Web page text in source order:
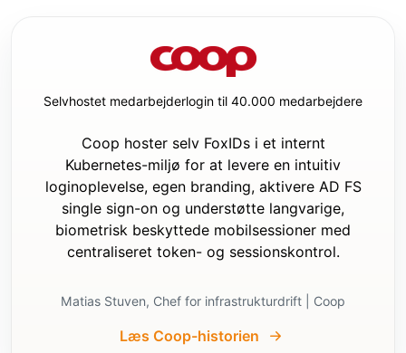
eksisterende applikation.
- Stil korte spørgsmål om:
  - hvor de nuværende
konfigureret
  - om der allerede findes en home page
eller et layout, hvor minimale auth-UI-
ændringer bør tilføjes
Udførelsesregler:
spørgsmålsfaser er gennemført, eller før
at det er en ny applikation.
Selvhostet medarbejderlogin til 40.000 medarbejdere
Coop hoster selv FoxIDs i et internt
Kubernetes-miljø for at levere en intuitiv
loginoplevelse, egen branding, aktivere AD FS
single sign-on og understøtte langvarige,
biometrisk beskyttede mobilsessioner med
centraliseret token- og sessionskontrol.
Matias Stuven, Chef for infrastrukturdrift | Coop
Læs Coop-historien